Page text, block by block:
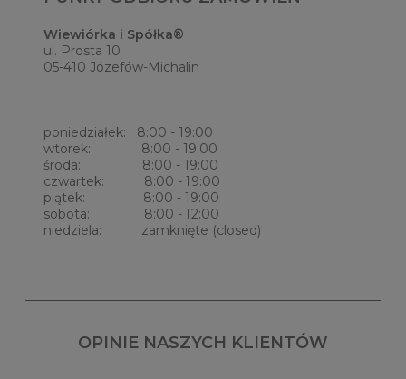
Wiewiórka i Spółka®
ul. Prosta 10
05-410 Józefów-Michalin
poniedziałek: 8:00 - 19:00
wtorek: 8:00 - 19:00
środa: 8:00 - 19:00
czwartek: 8:00 - 19:00
piątek: 8:00 - 19:00
sobota: 8:00 - 12:00
niedziela: zamknięte (closed)
OPINIE NASZYCH KLIENTÓW